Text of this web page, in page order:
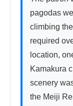
pagodas
climbing
required
location,
Kamakura
scenery
the Meiji